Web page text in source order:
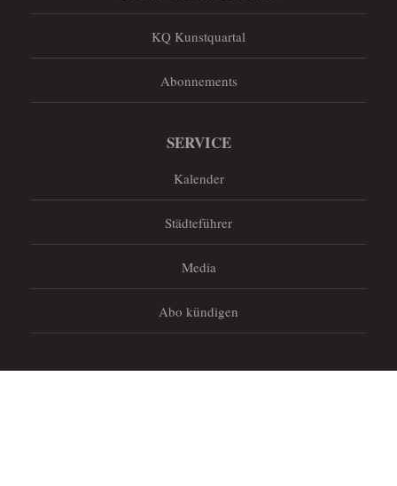
KQ Kunstquartal
Abonnements
SERVICE
Kalender
Städteführer
Media
Abo kündigen